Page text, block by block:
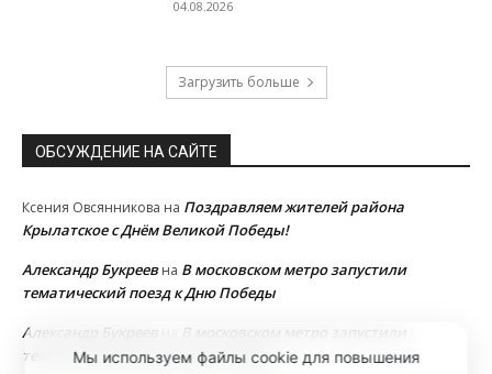
04.08.2026
Загрузить больше
ОБСУЖДЕНИЕ НА САЙТЕ
Ксения Овсянникова на Поздравляем жителей района
Крылатское с Днём Великой Победы!
Александр Букреевна В московском метро запустили
тематический поезд к Дню Победы
Александр Букреев
В московском метро запустили
тематический поезд к Дню Победы
Мы используем файлы cookie для повышения